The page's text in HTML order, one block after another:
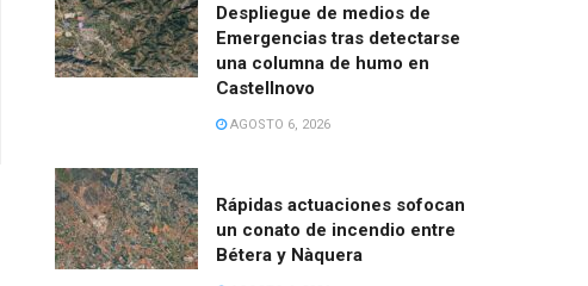
Despliegue de medios de
Emergencias tras detectarse
una columna de humo en
Castellnovo
AGOSTO 6, 2026
Rápidas actuaciones sofocan
un conato de incendio entre
Bétera y Nàquera